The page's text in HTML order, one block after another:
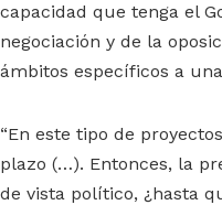
capacidad que tenga el
negociación y de la
ámbitos específicos a
“En este tipo de
plazo (…). Entonces, la
de vista político, ¿hasta